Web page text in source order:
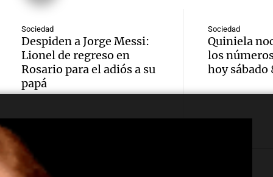
Episodios
Jorge
una
con
tras
"En
Audio.
Sociedad
Despiden a Jorge Messi:
Lionel de regreso en
Rosario para el adiós a su
papá
Sociedad
Quiniela
los
hoy sábado